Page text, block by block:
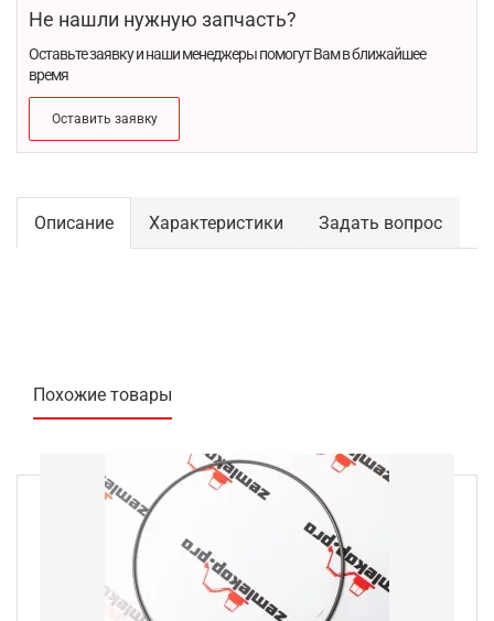
Не нашли нужную запчасть?
Оставьте заявку и наши менеджеры помогут Вам в ближайшее
время
Оставить заявку
Описание Характеристики Задать вопрос
Похожие товары